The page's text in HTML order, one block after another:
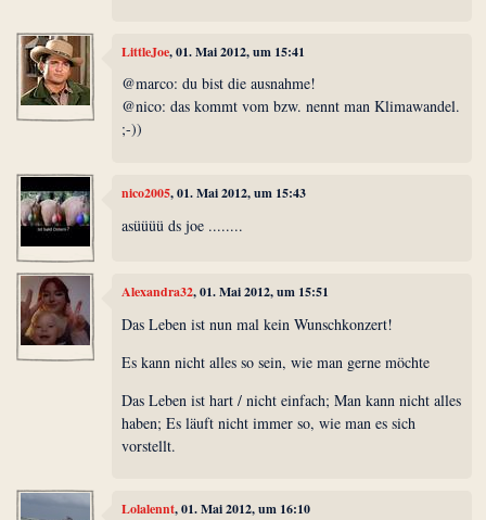
LittleJoe, 01. Mai 2012, um 15:41
@marco: du bist die ausnahme!
@nico: das kommt vom bzw. nennt man Klimawandel.
;-))
nico2005, 01. Mai 2012, um 15:43
asüüüü ds joe ........
Alexandra32, 01. Mai 2012, um 15:51
Das Leben ist nun mal kein Wunschkonzert!
Es kann nicht alles so sein, wie man gerne möchte
Das Leben ist hart / nicht einfach; Man kann nicht alles
haben; Es läuft nicht immer so, wie man es sich
vorstellt.
Lolalennt, 01. Mai 2012, um 16:10